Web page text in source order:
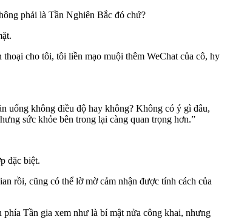
phải là Tần Nghiên Bắc đó chứ?
cho tôi, tôi liền mạo muội thêm WeChat của cô, hy
uống không điều độ hay không? Không có ý gì đâu,
sức khỏe bên trong lại càng quan trọng hơn.”
đặc biệt.
rồi, cũng có thể lờ mờ cảm nhận được tính cách của
Tần gia xem như là bí mật nửa công khai, nhưng